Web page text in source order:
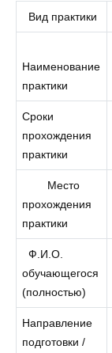
Вид практики
Наименование
практики
Сроки
прохождения
практики
Место
прохождения
практики
Ф.И.О.
обучающегося
(полностью)
Направление
подготовки /